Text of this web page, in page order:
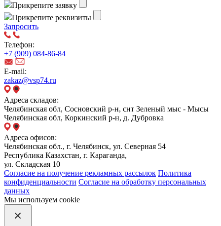
Прикрепите заявку
Прикрепите реквизиты
Запросить
Телефон:
+7 (909) 084-86-84
E-mail:
zakaz@vsp74.ru
Адреса складов:
Челябинская обл, Сосновский р-н, снт Зеленый мыс - Мысы
Челябинская обл, Коркинский р-н, д. Дубровка
Адреса офисов:
Челябинская обл., г. Челябинск, ул. Северная 54
Республика Казахстан, г. Караганда,
ул. Складская 10
Согласие на получение рекламных рассылок Политика
конфиденциальности Согласие на обработку персональных
данных
Мы используем cookie